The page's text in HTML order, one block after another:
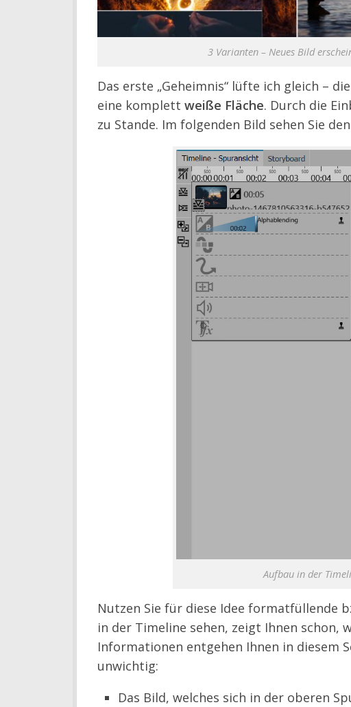
3 Varianten – Neues Bild
Das erste „Geheimnis“ lüfte ich gleich –
eine komplett weiße Fläche. Durch die
zu Stande. Im folgenden Bild sehen Sie
Aufbau in der
Nutzen Sie für diese Idee formatfüllende
in der Timeline sehen, zeigt Ihnen schon,
Informationen entgehen Ihnen in diesem
unwichtig:
Das Bild, welches sich in der oberen